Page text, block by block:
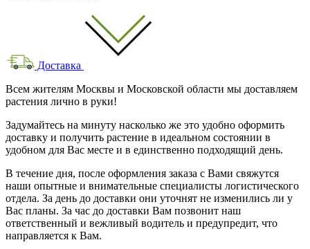
Доставка
Всем жителям Москвы и Московской области мы доставляем
растения лично в руки!
Задумайтесь на минуту насколько же это удобно оформить
доставку и получить растение в идеальном состоянии в
удобном для Вас месте и в единственно подходящий день.
В течение дня, после оформления заказа с Вами свяжутся
наши опытные и внимательные специалисты логистического
отдела. За день до доставки они уточнят не изменились ли у
Вас планы. За час до доставки Вам позвонит наш
ответственный и вежливый водитель и предупредит, что
направляется к Вам.